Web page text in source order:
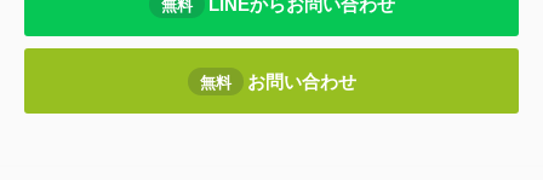
無料
無料 お問い合わせ